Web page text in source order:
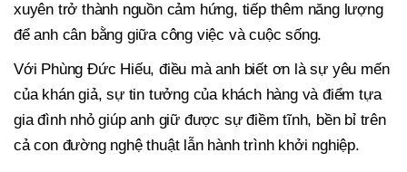
xuyên trở thành nguồn cảm hứng, tiếp thêm năng lượng
để anh cân bằng giữa công việc và cuộc sống.
Với Phùng Đức Hiếu, điều mà anh biết ơn là sự yêu mến
của khán giả, sự tin tưởng của khách hàng và điểm tựa
gia đình nhỏ giúp anh giữ được sự điềm tĩnh, bền bỉ trên
cả con đường nghệ thuật lẫn hành trình khởi nghiệp.